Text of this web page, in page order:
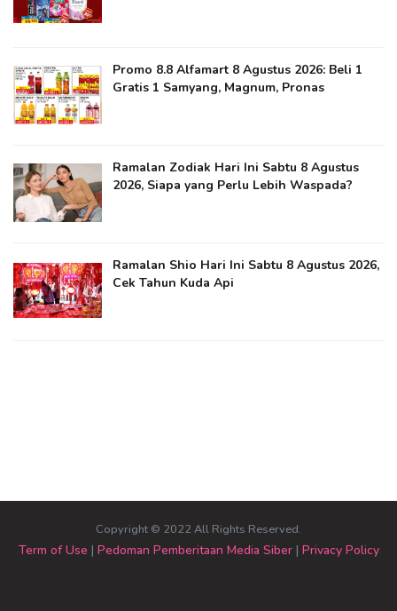
Promo 8.8 Alfamart 8 Agustus 2026: Beli 1
Gratis 1 Samyang, Magnum, Pronas
Ramalan Zodiak Hari Ini Sabtu 8 Agustus
2026, Siapa yang Perlu Lebih Waspada?
Ramalan Shio Hari Ini Sabtu 8 Agustus 2026,
Cek Tahun Kuda Api
Copyright © 2022 All Rights Reserved.
Term of Use | Pedoman Pemberitaan Media Siber| Privacy Policy